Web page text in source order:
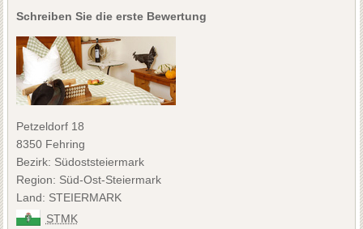
Schreiben Sie die erste Bewertung
Petzeldorf 18
8350 Fehring
Bezirk: Südoststeiermark
Region: Süd-Ost-Steiermark
Land: STEIERMARK
STMK